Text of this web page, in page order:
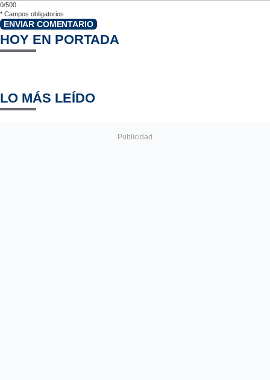
0/500
* Campos obligatorios
ENVIAR COMENTARIO
HOY EN PORTADA
LO MÁS LEÍDO